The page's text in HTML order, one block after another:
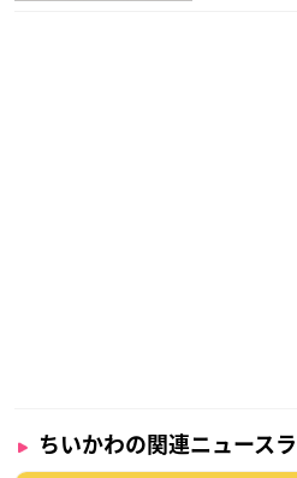
ちいかわの関連ニュース